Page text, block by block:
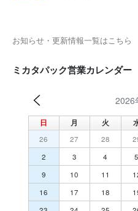
お知らせ・更新情報一覧はこちら
ミカタパック営業カレンダー
2026
日 月 火
26 27 28
2
3 4 5
9
10 11
16
17 18